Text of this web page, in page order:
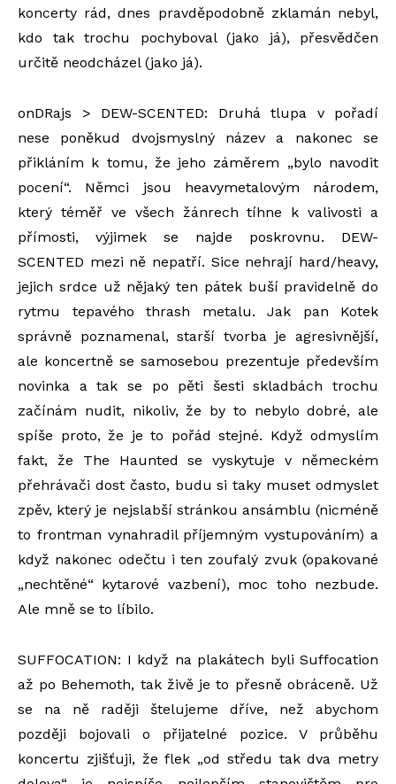
koncerty rád, dnes pravděpodobně zklamán nebyl,
kdo tak trochu pochyboval (jako já), přesvědčen
určitě neodcházel (jako já).
onDRajs > DEW-SCENTED: Druhá tlupa v pořadí
nese poněkud dvojsmyslný název a nakonec se
přikláním k tomu, že jeho záměrem „bylo navodit
pocení“. Němci jsou heavymetalovým národem,
který téměř ve všech žánrech tíhne k valivosti a
přímosti, výjimek se najde poskrovnu. DEW-
SCENTED mezi ně nepatří. Sice nehrají hard/heavy,
jejich srdce už nějaký ten pátek buší pravidelně do
rytmu tepavého thrash metalu. Jak pan Kotek
správně poznamenal, starší tvorba je agresivnější,
ale koncertně se samosebou prezentuje především
novinka a tak se po pěti šesti skladbách trochu
začínám nudit, nikoliv, že by to nebylo dobré, ale
spíše proto, že je to pořád stejné. Když odmyslím
fakt, že The Haunted se vyskytuje v německém
přehrávači dost často, budu si taky muset odmyslet
zpěv, který je nejslabší stránkou ansámblu (nicméně
to frontman vynahradil příjemným vystupováním) a
když nakonec odečtu i ten zoufalý zvuk (opakované
„nechtěné“ kytarové vazbení), moc toho nezbude.
Ale mně se to líbilo.
SUFFOCATION: I když na plakátech byli Suffocation
až po Behemoth, tak živě je to přesně obráceně. Už
se na ně raději štelujeme dříve, než abychom
později bojovali o přijatelné pozice. V průběhu
koncertu zjišťuji, že flek „od středu tak dva metry